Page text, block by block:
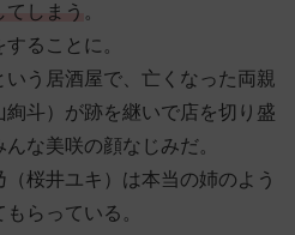
しまう 。
ることに。
う居酒屋で、亡くなった両親
斗）が跡を継いで店を切り盛
な美咲の顔なじみだ。
桜井ユキ）は本当の姉のよう
らっている。